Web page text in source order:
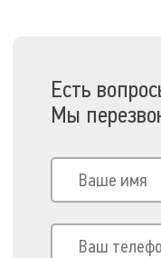
Есть
Мы